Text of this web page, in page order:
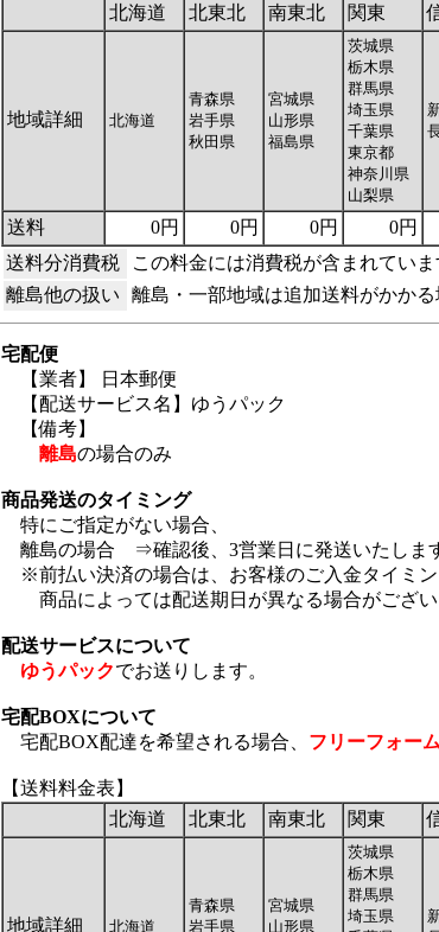
北海道
北東北 南東北 関東
地域詳細 北海道
青森県
岩手県
秋田県
宮城県
山形県
福島県
茨城県
栃木県
群馬県
埼玉県
千葉県
東京都
神奈川県
山梨県
送料 0円 0円 0円 0円
送料分消費税
この料金には消費税が含まれていま
離島他の扱い
離島・一部地域は追加送料がかかる
宅配便
【業者】 日本郵便
【配送サービス名】ゆうパック
【備考】
離島の場合のみ
商品発送のタイミング
特にご指定がない場合、
離島の場合 ⇒確認後、3営業日に発送いたしま
※前払い決済の場合は、お客様のご入金タイミン
商品によっては配送期日が異なる場合がござい
配送サービスについて
ゆうパックでお送りします。
宅配BOXについて
宅配BOX配達を希望される場合、 フリーフォー
【送料料金表】
北海道
北東北 南東北 関東
地域詳細 北海道
青森県
岩手県
宮城県
山形県
茨城県
栃木県
群馬県
埼玉県